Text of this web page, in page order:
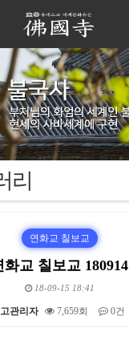
리
연화교 칠보교
화교 칠보교 180914
18-09-15 18:41
관리자 7,659회 0건